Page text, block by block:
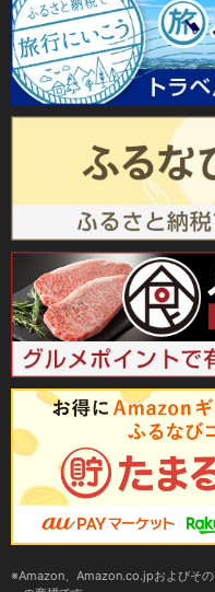
Amazon、Amazon.co.jpおよびそ